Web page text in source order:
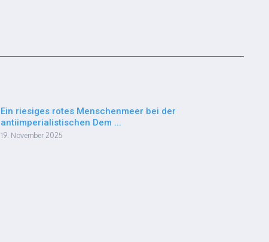
Ein riesiges rotes Menschenmeer bei der
antiimperialistischen Dem ...
19. November 2025